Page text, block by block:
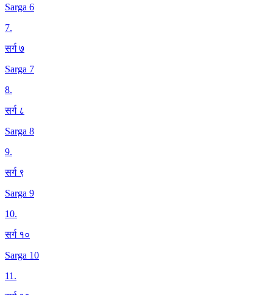
Sarga 6
7.
सर्ग ७
Sarga 7
8.
सर्ग ८
Sarga 8
9.
सर्ग ९
Sarga 9
10.
सर्ग १०
Sarga 10
11.